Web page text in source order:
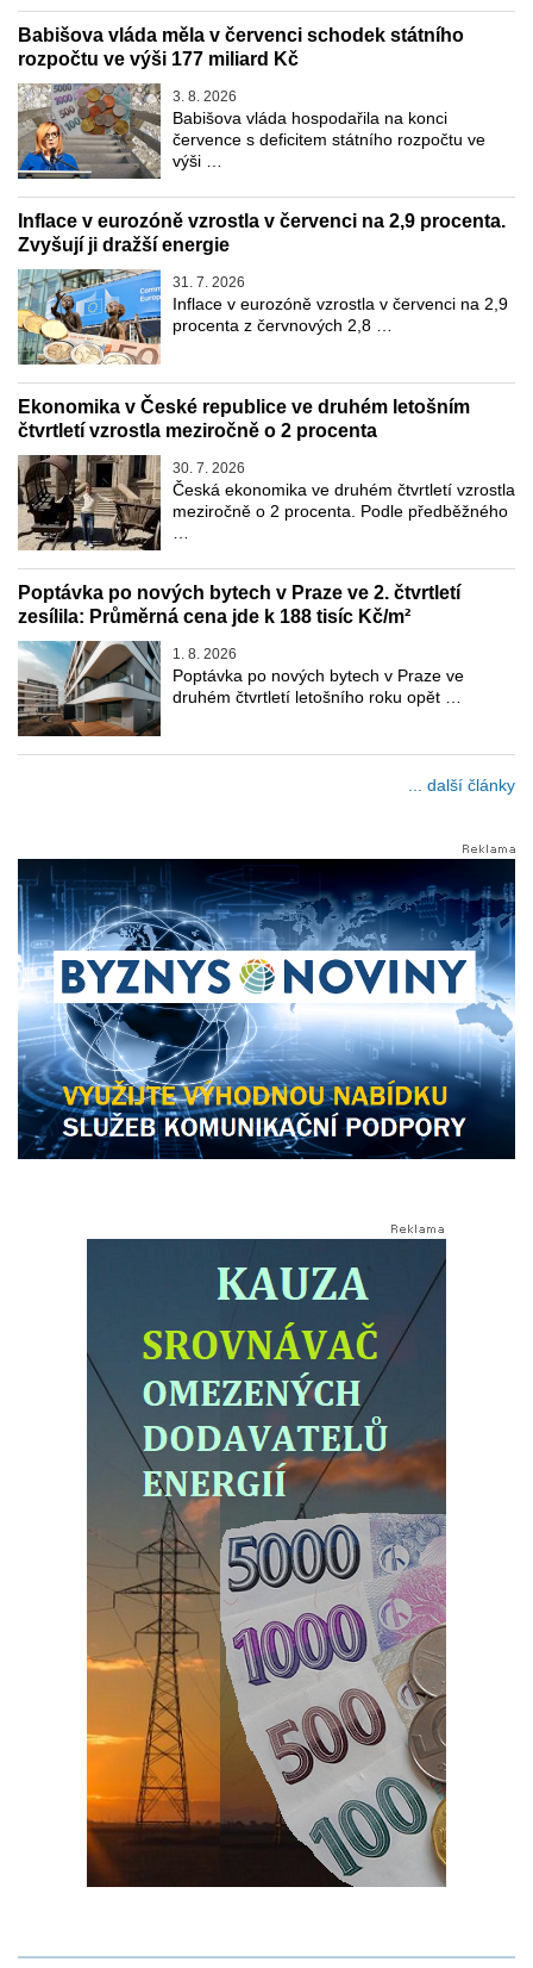
Babišova vláda měla v červenci schodek státního
rozpočtu ve výši 177 miliard Kč
3. 8. 2026
Babišova vláda hospodařila na konci
července s deficitem státního rozpočtu ve
výši …
Inflace v eurozóně vzrostla v červenci na 2,9 procenta.
Zvyšují ji dražší energie
31. 7. 2026
Inflace v eurozóně vzrostla v červenci na 2,9
procenta z červnových 2,8 …
Ekonomika v České republice ve druhém letošním
čtvrtletí vzrostla meziročně o 2 procenta
30. 7. 2026
Česká ekonomika ve druhém čtvrtletí vzrostla
meziročně o 2 procenta. Podle předběžného
Poptávka po nových bytech v Praze ve 2. čtvrtletí
zesílila: Průměrná cena jde k 188 tisíc Kč/m²
1. 8. 2026
Poptávka po nových bytech v Praze ve
druhém čtvrtletí letošního roku opět …
... další články